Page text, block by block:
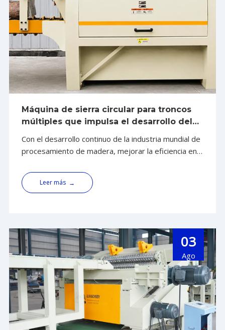
Máquina de sierra circular para troncos
múltiples que impulsa el desarrollo del
madera Shandong ALVA Machinery Group
ofrece soluciones confiables para la
industria mundial de la madera
Con el desarrollo continuo de la industria mundial de
procesamiento de madera, mejorar la eficiencia en
de la producción y la optimización del flujo de
trabajo de procesamiento se han convertido en
Leer más →
03
Ago